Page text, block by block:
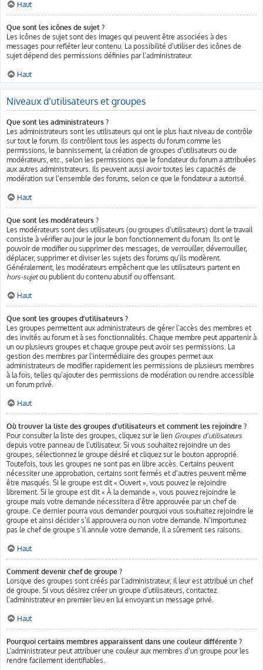
Haut
Que sont les icônes de sujet ?
Les icônes de sujet sont des images qui peuvent être associées à des
messages pour refléter leur contenu. La possibilité d’utiliser des icônes de
sujet dépend des permissions définies par l’administrateur.
Haut
Niveaux d’utilisateurs et groupes
Que sont les administrateurs ?
Les administrateurs sont les utilisateurs qui ont le plus haut niveau de contrôle
sur tout le forum. Ils contrôlent tous les aspects du forum comme les
permissions, le bannissement, la création de groupes d’utilisateurs ou de
modérateurs, etc., selon les permissions que le fondateur du forum a attribuées
aux autres administrateurs. Ils peuvent aussi avoir toutes les capacités de
modération sur l’ensemble des forums, selon ce que le fondateur a autorisé.
Haut
Que sont les modérateurs ?
Les modérateurs sont des utilisateurs (ou groupes d’utilisateurs) dont le travail
consiste à vérifier au jour le jour le bon fonctionnement du forum. Ils ont le
pouvoir de modifier ou supprimer des messages, de verrouiller, déverrouiller,
déplacer, supprimer et diviser les sujets des forums qu’ils modèrent.
Généralement, les modérateurs empêchent que les utilisateurs partent en
hors-sujetou publient du contenu abusif ou offensant.
Haut
Que sont les groupes d’utilisateurs ?
Les groupes permettent aux administrateurs de gérer l’accès des membres et
des invités au forum et à ses fonctionnalités. Chaque membre peut appartenir à
un ou plusieurs groupes et chaque groupe peut avoir ses permissions. La
gestion des membres par l’intermédiaire des groupes permet aux
administrateurs de modifier rapidement les permissions de plusieurs membres
à la fois, telles qu’ajouter des permissions de modération ou rendre accessible
un forum privé.
Haut
Où trouver la liste des groupes d’utilisateurs et comment les rejoindre ?
Pour consulter la liste des groupes, cliquez sur le lien Groupes d’utilisateurs
depuis votre panneau de l’utilisateur. Si vous souhaitez rejoindre un des
groupes, sélectionnez le groupe désiré et cliquez sur le bouton approprié.
Toutefois, tous les groupes ne sont pas en libre accès. Certains peuvent
nécessiter une approbation, certains sont fermés et d’autres peuvent même
être masqués. Si le groupe est dit « Ouvert », vous pouvez le rejoindre
librement. Si le groupe est dit « À la demande », vous pouvez rejoindre le
groupe mais votre demande nécessitera d’être approuvée par un chef de
groupe. Ce dernier pourra vous demander pourquoi vous souhaitez rejoindre le
groupe et ainsi décider s’il approuvera ou non votre demande. N’importunez
pas le chef de groupe s’il annule votre demande, il a sûrement ses raisons.
Haut
Comment devenir chef de groupe ?
Lorsque des groupes sont créés par l’administrateur, il leur est attribué un chef
de groupe. Si vous désirez créer un groupe d’utilisateurs, contactez
l’administrateur en premier lieu en lui envoyant un message privé.
Haut
Pourquoi certains membres apparaissent dans une couleur différente ?
L’administrateur peut attribuer une couleur aux membres d’un groupe pour les
rendre facilement identifiables.